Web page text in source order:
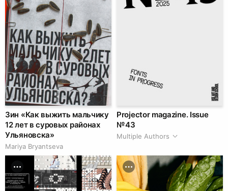
Зин «Как выжить мальчику
12 лет в суровых районах
Ульяновска»
Mariya Bryantseva
Projector magazine. Issue
№ 43
Multiple Authors